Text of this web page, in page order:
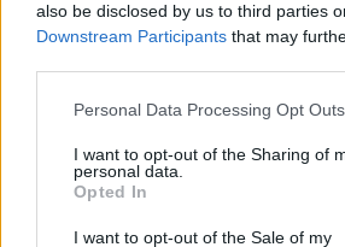
also be disclosed by us to third parties
Downstream Participants that may
Please note that this website/app uses
not limited to your visit or usage
grant or deny consent to Google and its
use your data for below specified
consent section.
Personal Data Processing Opt Outs
I want to opt-out of the Sharing of
personal data.
Opted In
I want to opt-out of the Sale of my
FLASH FOCUS